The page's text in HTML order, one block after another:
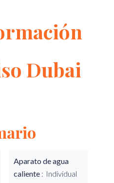
Dubai
Aparato de agua
caliente
Individual